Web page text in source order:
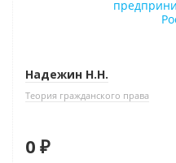
Надежин Н.Н.
Теория гражданского права
0 ₽